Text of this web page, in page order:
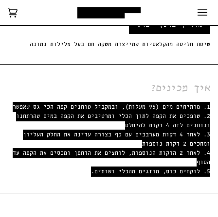
לתוכן
מדריך פרנץ׳ פרס
שיטת חליטה מהקלאסיות שמייצרת משקה חם בעל צלילות נמוכה
איך מכינים?
1. מרתיחים מים (95 מעלות), ובמקביל טוחנים קפה הכי גס שאפשר
2. שופכים את הקפה לתוך הכלי ומרטיבים את הקפה במים שהרתחנו
ונותנים לזה 4 דקות להיחלט
3. לאחר 4 דקות מערבבים עם כף בצורה עדינה את החלק העליון
ומחכים 2 דקות נוספות
4. לאחר 2 הדקות הנוספות, לוחצים את הדחפן ומכסים את הקפה עד
הסוף
5. לוקחים כוס, מוזגים מהכלי ושותים.